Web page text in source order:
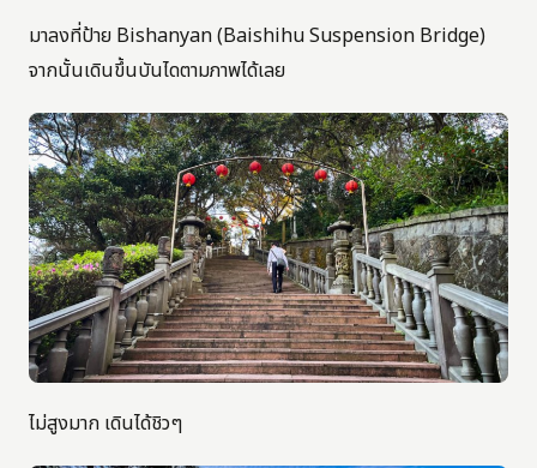
มาลงที่ป้าย Bishanyan (Baishihu Suspension Bridge)
จากนั้นเดินขึ้นบันไดตามภาพได้เลย
ไม่สูงมาก เดินได้ชิวๆ